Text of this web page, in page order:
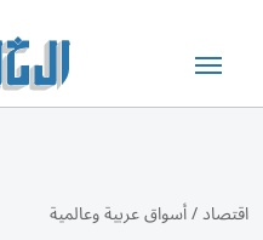
اقتصاد/أسواق عربية وعالمية